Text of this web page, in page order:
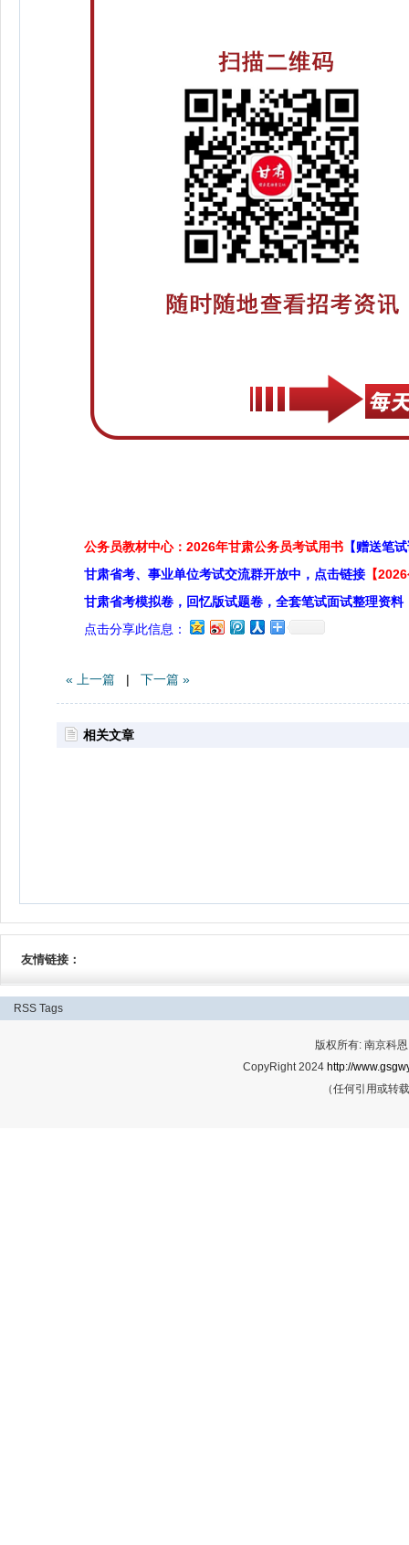
公务员教材中心：2026年甘肃公务员考试用书 【赠送笔
甘肃省考、事业单位考试交流群开放中，点击链接 【
甘肃省考模拟卷，回忆版试题卷，全套笔试面试整理资料
点击分享此信息：
« 上一篇 | 下一篇 »
相关文章
友情链接：
RSS Tags
版权所有: 南京科
CopyRight 2024 http://
（任何引用或转